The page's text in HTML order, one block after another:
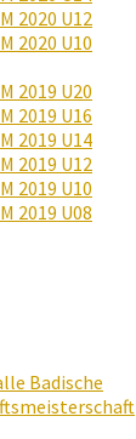
2020 U12
2020 U10
2019 U20
2019 U16
2019 U14
2019 U12
2019 U10
2019 U08
Badische